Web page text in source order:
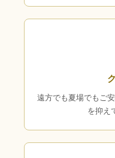
遠方でも夏場でもご
を抑え